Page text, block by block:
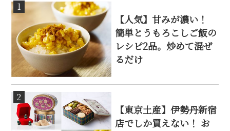
1
【人気】甘みが濃い！
簡単とうもろこしご飯の
レシピ2品。炒めて混ぜ
るだけ
2
【東京土産】伊勢丹新宿
店でしか買えない！ お